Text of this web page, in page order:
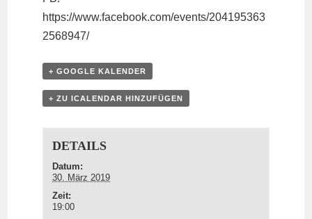
https://www.facebook.com/events/204195363
2568947/
+ GOOGLE KALENDER
+ ZU ICALENDAR HINZUFÜGEN
DETAILS
Datum:
30. März 2019
Zeit:
19:00